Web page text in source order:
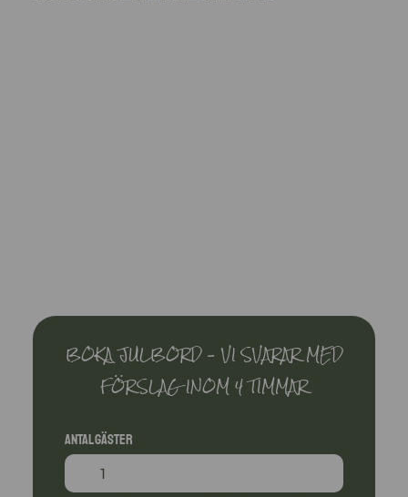
BOKA JULBORD – VI SVARAR MED
FÖRSLAG INOM 4 TIMMAR
Antal gäster